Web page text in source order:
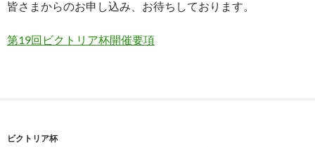
皆さまからのお申し込み、お待ちしております。
第19回ビクトリア杯開催要項
ビクトリア杯